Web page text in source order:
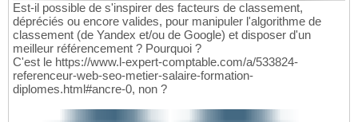
Est-il possible de s'inspirer des facteurs de classement,
dépréciés ou encore valides, pour manipuler l'algorithme de
classement (de Yandex et/ou de Google) et disposer d'un
meilleur référencement ? Pourquoi ?
C'est le https://www.l-expert-comptable.com/a/533824-
referenceur-web-seo-metier-salaire-formation-
diplomes.html#ancre-0, non ?